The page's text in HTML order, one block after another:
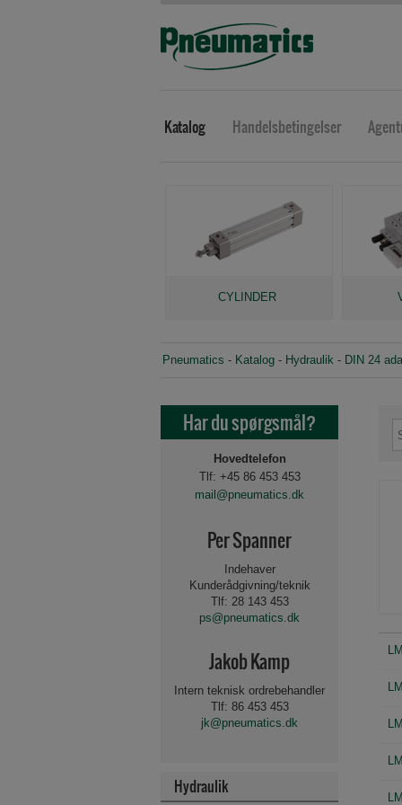
Katalog Handelsbetingelser
CYLINDER
Pneumatics - Katalog - Hydraulik - DIN 24
Har du spørgsmål?
Hovedtelefon
Tlf: +45 86 453 453
mail@pneumatics.dk
Per Spanner
Indehaver
Kunderådgivning/teknik
Tlf: 28 143 453
ps@pneumatics.dk
Jakob Kamp
Intern teknisk ordrebehandler
Tlf: 86 453 453
jk@pneumatics.dk
Beslag og tilbehør for
Spole for magnetvent
Luftbehandling 1/8"-
PLASTIK PUSH-IN FITT
Hydraulik